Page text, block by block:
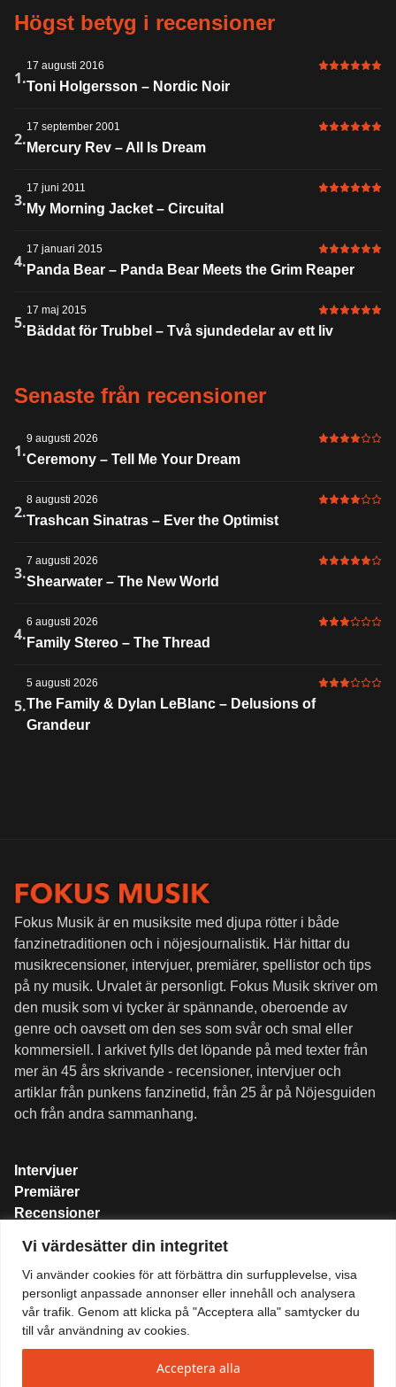
Vi värdesätter din integritet
Vi använder cookies för att förbättra din surfupplevelse, visa
personligt anpassade annonser eller innehåll och analysera
vår trafik. Genom att klicka på "Acceptera alla" samtycker du
till vår användning av cookies.
Acceptera alla
Högst betyg i recensioner
1.
17 augusti 2016 6 av 6 i
Toni Holgersson – Nordic Noir
2.
17 september 2001 6 av 6 i
Mercury Rev – All Is Dream
3.
17 juni 2011 6 av 6 i
My Morning Jacket – Circuital
4.
17 januari 2015 6 av 6 i
Panda Bear – Panda Bear Meets the Grim Reaper
5.
17 maj 2015 6 av 6 i
Bäddat för Trubbel – Två sjundedelar av ett liv
Senaste från recensioner
1.
9 augusti 2026 4 av 6 i
Ceremony – Tell Me Your Dream
2.
8 augusti 2026 4 av 6 i
Trashcan Sinatras – Ever the Optimist
3.
7 augusti 2026 5 av 6 i
Shearwater – The New World
4.
6 augusti 2026 3 av 6 i
Family Stereo – The Thread
5.
5 augusti 2026 3 av 6 i
The Family & Dylan LeBlanc – Delusions of
Grandeur
Fokus Musik är en musiksite med djupa rötter i både
fanzinetraditionen och i nöjesjournalistik. Här hittar du
musikrecensioner, intervjuer, premiärer, spellistor och tips
på ny musik. Urvalet är personligt. Fokus Musik skriver om
den musik som vi tycker är spännande, oberoende av
genre och oavsett om den ses som svår och smal eller
kommersiell. I arkivet fylls det löpande på med texter från
mer än 45 års skrivande - recensioner, intervjuer och
artiklar från punkens fanzinetid, från 25 år på Nöjesguiden
och från andra sammanhang.
Intervjuer
Premiärer
Recensioner
Om folkmusik.se
Integritetspolicy